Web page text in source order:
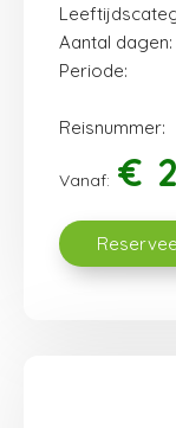
Aantal dagen:
Reisnummer:
Vanaf: €